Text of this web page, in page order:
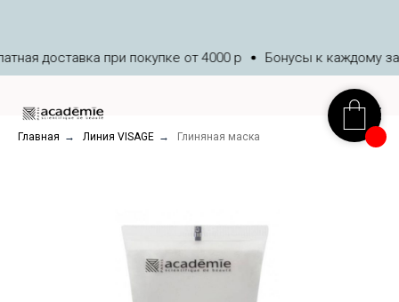
доставка при покупке от 4000 р Бонусы к каждому
Главная → Линия VISAGE → Глиняная маска